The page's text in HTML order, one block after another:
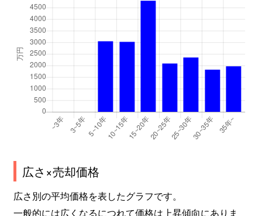
広さ×売却価格
広さ別の平均価格を表したグラフです。
一般的には広くなるにつれて価格は上昇傾向にありま